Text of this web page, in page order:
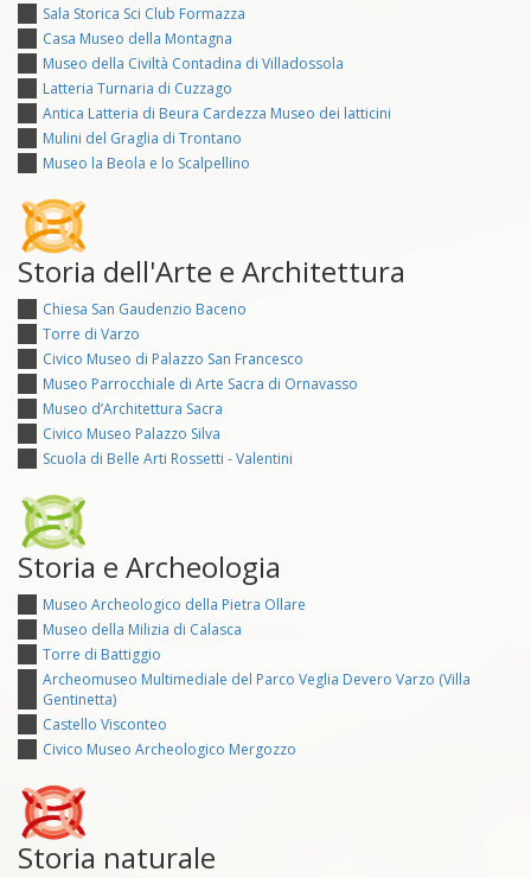
Sala Storica Sci Club Formazza
Casa Museo della Montagna
Museo della Civiltà Contadina di Villadossola
Latteria Turnaria di Cuzzago
Antica Latteria di Beura Cardezza Museo dei latticini
Mulini del Graglia di Trontano
Museo la Beola e lo Scalpellino
Storia dell'Arte e Architettura
Chiesa San Gaudenzio Baceno
Torre di Varzo
Civico Museo di Palazzo San Francesco
Museo Parrocchiale di Arte Sacra di Ornavasso
Museo d’Architettura Sacra
Civico Museo Palazzo Silva
Scuola di Belle Arti Rossetti - Valentini
Storia e Archeologia
Museo Archeologico della Pietra Ollare
Museo della Milizia di Calasca
Torre di Battiggio
Archeomuseo Multimediale del Parco Veglia Devero Varzo (Villa
Gentinetta)
Castello Visconteo
Civico Museo Archeologico Mergozzo
Storia naturale